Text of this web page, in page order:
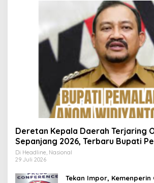
Deretan Kepala Daerah Terjaring
Sepanjang 2026, Terbaru Bupati
Widiyantoro
Di Headline, Nasional
29 Juli 2026
Tekan Impor,